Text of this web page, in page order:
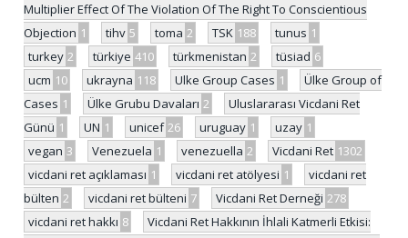
Multiplier Effect Of The Violation Of The Right To Conscientious
Objection 1 tihv 5 toma 2 TSK 188 tunus 1
turkey 2 türkiye 410 türkmenistan 2 tüsiad 6
ucm 10 ukrayna 118 Ulke Group Cases 1
Ülke Group of
Cases 1 Ülke Grubu Davaları 2
Uluslararası Vicdani Ret
Günü 1 UN 1 unicef 26 uruguay 1 uzay 1
vegan 3 Venezuela 1 venezuella 2 Vicdani Ret 1302
vicdani ret açıklaması 1 vicdani ret atölyesi 1
vicdani ret
bülten 2 vicdani ret bülteni 7 Vicdani Ret Derneği 278
vicdani ret hakkı 8
Vicdani Ret Hakkının İhlali Katmerli Etkisi: